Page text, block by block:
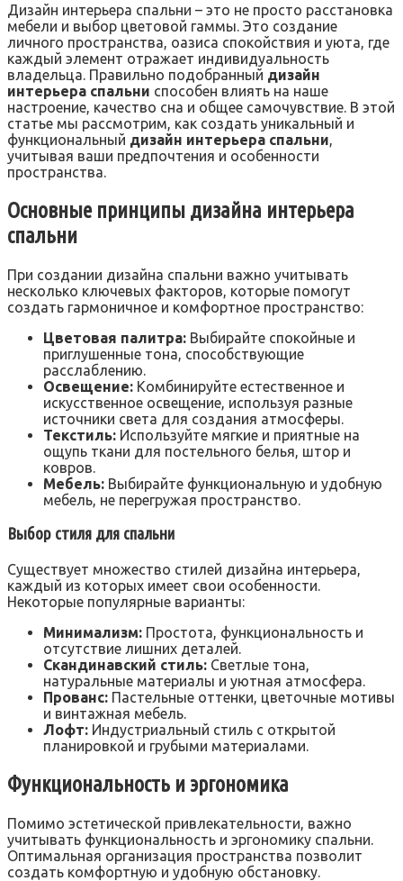
Дизайн интерьера спальни – это не просто расстановка
мебели и выбор цветовой гаммы. Это создание
личного пространства, оазиса спокойствия и уюта, где
каждый элемент отражает индивидуальность
владельца. Правильно подобранный дизайн
интерьера спальни способен влиять на наше
настроение, качество сна и общее самочувствие. В этой
статье мы рассмотрим, как создать уникальный и
функциональный дизайн интерьера спальни,
учитывая ваши предпочтения и особенности
пространства.
Основные принципы дизайна интерьера
спальни
При создании дизайна спальни важно учитывать
несколько ключевых факторов, которые помогут
создать гармоничное и комфортное пространство:
Цветовая палитра: Выбирайте спокойные и
приглушенные тона, способствующие
расслаблению.
Освещение: Комбинируйте естественное и
искусственное освещение, используя разные
источники света для создания атмосферы.
Текстиль: Используйте мягкие и приятные на
ощупь ткани для постельного белья, штор и
ковров.
Мебель: Выбирайте функциональную и удобную
мебель, не перегружая пространство.
Выбор стиля для спальни
Существует множество стилей дизайна интерьера,
каждый из которых имеет свои особенности.
Некоторые популярные варианты:
Минимализм: Простота, функциональность и
отсутствие лишних деталей.
Скандинавский стиль: Светлые тона,
натуральные материалы и уютная атмосфера.
Прованс: Пастельные оттенки, цветочные мотивы
и винтажная мебель.
Лофт: Индустриальный стиль с открытой
планировкой и грубыми материалами.
Функциональность и эргономика
Помимо эстетической привлекательности, важно
учитывать функциональность и эргономику спальни.
Оптимальная организация пространства позволит
создать комфортную и удобную обстановку.